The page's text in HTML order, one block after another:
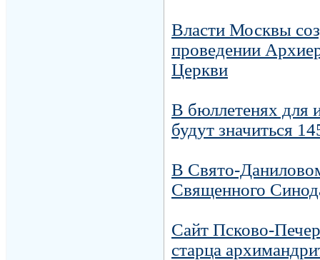
Власти Москвы
проведении
Церкви
В бюллетенях для
будут значиться
В Свято-
Священного
Сайт Псково-
старца